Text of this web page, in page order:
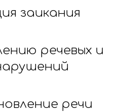
заикания
речевых и
речи